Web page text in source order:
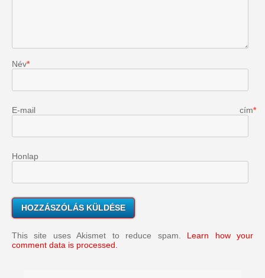
Név*
E-mail cím*
Honlap
This site uses Akismet to reduce spam. Learn how your
comment data is processed.